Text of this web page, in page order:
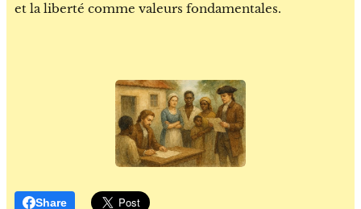
et la liberté comme valeurs fondamentales.
Share